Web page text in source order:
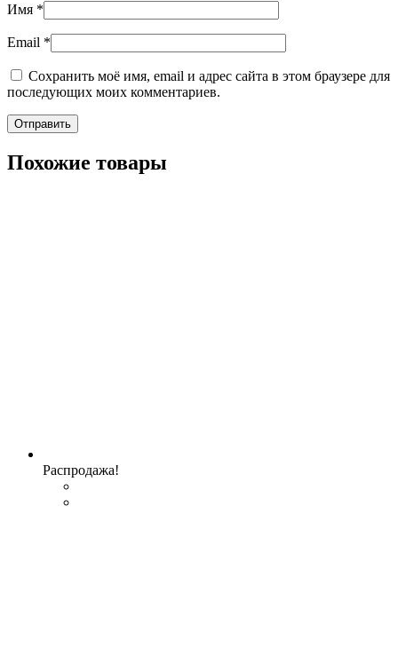
Имя *
Email *
Сохранить моё имя, email и адрес сайта в этом браузере для
последующих моих комментариев.
Похожие товары
Распродажа!